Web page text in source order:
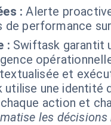
: Alerte
de performance
: Swiftask garantit
et
utilise une identité
action et
les